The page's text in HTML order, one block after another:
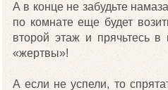
А в конце не забудьте
по комнате еще будет
второй этаж и прячьтесь
«жертвы»!
А если не успели, то